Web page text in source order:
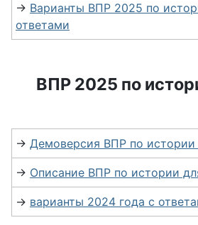
→ Варианты ВПР 2025 по
ответами
ВПР 2025 по
→ Демоверсия ВПР по истории
→ Описание ВПР по истории
→ варианты 2024 года с